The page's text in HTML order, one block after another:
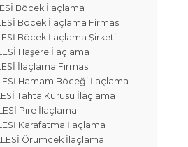
Böcek İlaçlama
Böcek İlaçlama Firması
Böcek İlaçlama Şirketi
Haşere İlaçlama
İlaçlama Firması
Hamam Böceği İlaçlama
Tahta Kurusu İlaçlama
Pire İlaçlama
Karafatma İlaçlama
Örümcek İlaçlama